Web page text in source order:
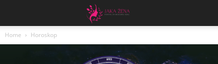
Home Horoskop